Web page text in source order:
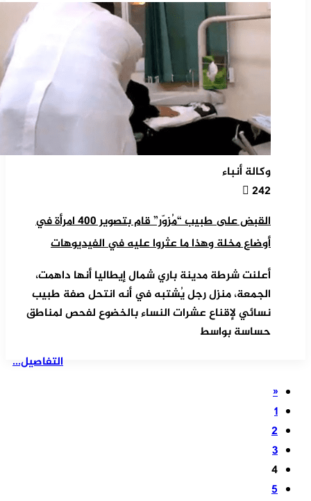
وكالة أنباء
242
القبض على طبيب “مُزوّر” قام بتصوير 400 امرأة في
أوضاع مخلة وهذا ما عثروا عليه في الفيديوهات
أعلنت شرطة مدينة باري شمال إيطاليا أنها داهمت،
الجمعة، منزل رجل يُشتبه في أنه انتحل صفة طبيب
نسائي لإقناع عشرات النساء بالخضوع لفحص لمناطق
حساسة بواسط
التفاصيل...
«
1
2
3
4
5